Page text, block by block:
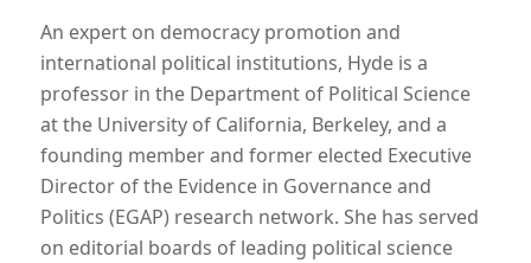
An expert on democracy promotion and
international political institutions, Hyde is a
professor in the Department of Political Science
at the University of California, Berkeley, and a
founding member and former elected Executive
Director of the Evidence in Governance and
Politics (EGAP) research network. She has served
on editorial boards of leading political science